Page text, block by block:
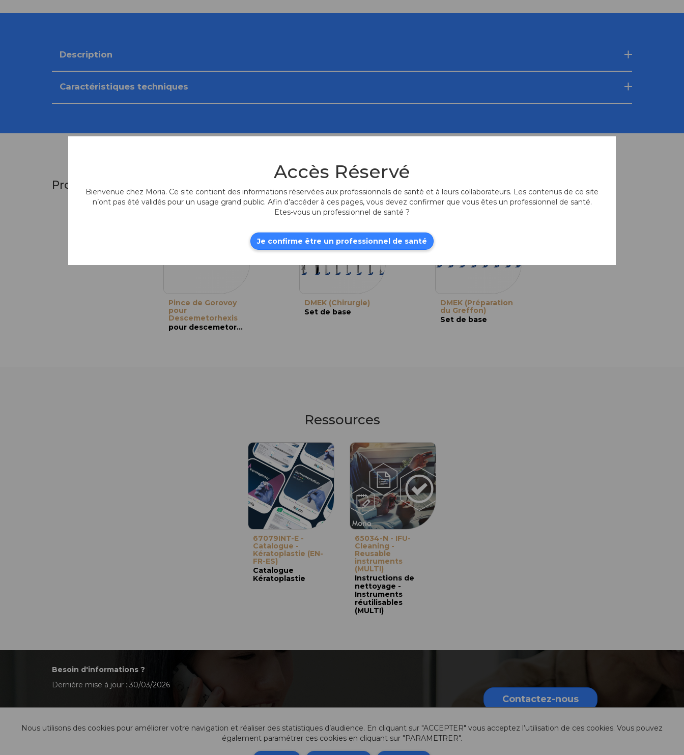
Description
Caractéristiques techniques
Produits fréquemment associés
Pince de Gorovoy
pour
Descemetorhexis
pour descemetorhexis
DMEK (Chirurgie)
Set de base
DMEK (Préparation
du Greffon)
Set de base
Ressources
67079INT-E -
Catalogue -
Kératoplastie (EN-
FR-ES)
Catalogue
Kératoplastie
65034-N - IFU-
Cleaning -
Reusable
instruments
(MULTI)
Instructions de
nettoyage -
Instruments
réutilisables
(MULTI)
Besoin d'informations ?
Dernière mise à jour : 30/03/2026
Contactez-nous
Nous utilisons des cookies pour améliorer votre navigation et réaliser des statistiques d’audience. En cliquant sur "ACCEPTER" vous acceptez l’utilisation de ces cookies. Vous pouvez
également paramétrer ces cookies en cliquant sur "PARAMETRER".
Accès Réservé
Bienvenue chez Moria. Ce site contient des informations réservées aux professionnels de santé et à leurs collaborateurs. Les contenus de ce site
n’ont pas été validés pour un usage grand public. Afin d’accéder à ces pages, vous devez confirmer que vous êtes un professionnel de santé.
Etes-vous un professionnel de santé ?
Je confirme être un professionnel de santé